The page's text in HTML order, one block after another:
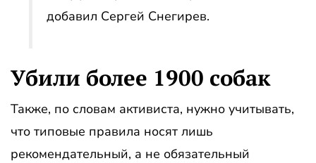
добавил Сергей Снегирев.
Убили более 1900 собак
Также, по словам активиста, нужно учитывать,
что типовые правила носят лишь
рекомендательный, а не обязательный